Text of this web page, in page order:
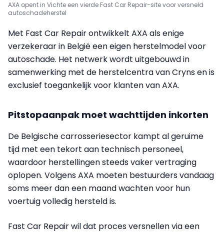
AXA opent in Vichte een vierde Fast Car Repair-site voor versneld
autoschadeherstel
Met Fast Car Repair ontwikkelt AXA als enige
verzekeraar in België een eigen herstelmodel voor
autoschade. Het netwerk wordt uitgebouwd in
samenwerking met de herstelcentra van Cryns en is
exclusief toegankelijk voor klanten van AXA.
Pitstopaanpak moet wachttijden inkorten
De Belgische carrosseriesector kampt al geruime
tijd met een tekort aan technisch personeel,
waardoor herstellingen steeds vaker vertraging
oplopen. Volgens AXA moeten bestuurders vandaag
soms meer dan een maand wachten voor hun
voertuig volledig hersteld is.
Fast Car Repair wil dat proces versnellen via een